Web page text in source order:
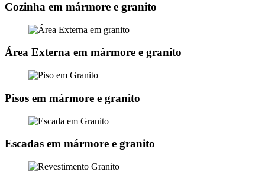
Cozinha em mármore e granito
Área Externa em mármore e granito
Pisos em mármore e granito
Escadas em mármore e granito